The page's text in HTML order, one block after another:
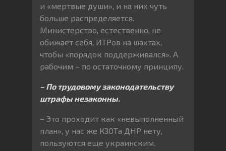
и «мертвые души», и на них чуть
больше распределяется.
Министерство, естественно, не
обижает себя, ИТРов на шахтах,
чтобы «порядок поддерживался». А
рабочим – по остаточному принципу.
– По трудовому законодательству
штрафы незаконны.
– Это проходит как «невыполненный
план», у нас же КЗОТа ДНР нету,
пользуются еще украинским.